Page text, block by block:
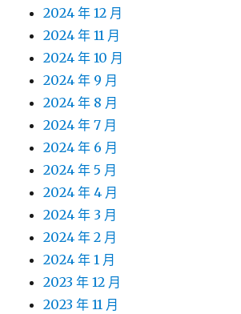
2024 年 12 月
2024 年 11 月
2024 年 10 月
2024 年 9 月
2024 年 8 月
2024 年 7 月
2024 年 6 月
2024 年 5 月
2024 年 4 月
2024 年 3 月
2024 年 2 月
2024 年 1 月
2023 年 12 月
2023 年 11 月